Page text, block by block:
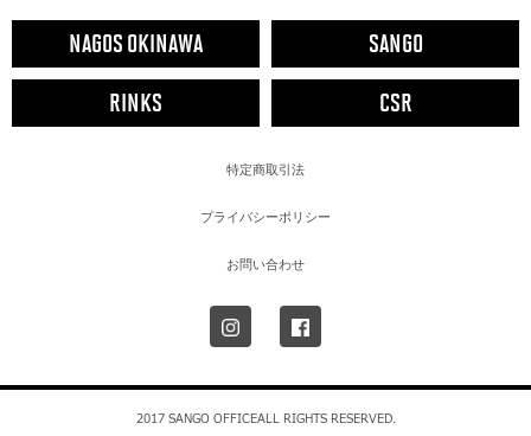
NAGOS OKINAWA
SANGO
RINKS
CSR
特定商取引法
プライバシーポリシー
お問い合わせ
2017 SANGO OFFICEALL RIGHTS RESERVED.